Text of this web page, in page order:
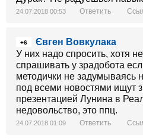
24.07.2018 00:53 Ответить
+6
Євген Вовкулака
У них надо спросить, хотя
спрашивать у зрадобота
методички не задумываясь
под всеми новостями ищут
презентацией Лунина в
недовольство, это ппц.
24.07.2018 01:09 Ответить